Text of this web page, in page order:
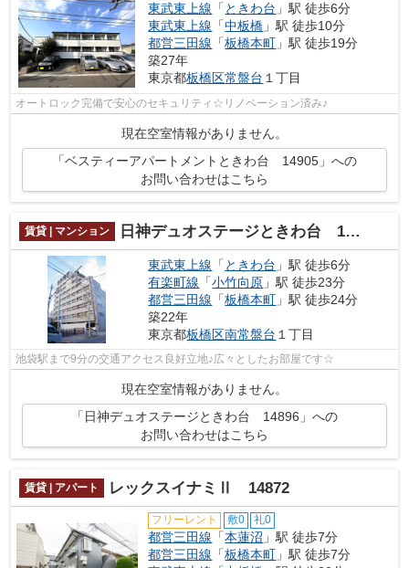
東武東上線 「 ときわ台 」駅 徒歩6分
東武東上線 「中板橋 」駅 徒歩10分
都営三田線 「板橋本町 」駅 徒歩19分
築27年
東京都板橋区常盤台 １丁目
オートロック完備で安心のセキュリティ☆リノベーション済み♪
現在空室情報がありません。
「ベスティーアパートメントときわ台 14905」への
お問い合わせはこちら
賃貸 | マンション 日神デュオステージときわ台 14896
東武東上線 「 ときわ台 」駅 徒歩6分
有楽町線 「小竹向原 」駅 徒歩23分
都営三田線 「板橋本町 」駅 徒歩24分
築22年
東京都板橋区南常盤台 １丁目
池袋駅まで9分の交通アクセス良好立地♪広々としたお部屋です☆
現在空室情報がありません。
「日神デュオステージときわ台 14896」への
お問い合わせはこちら
賃貸 | アパート レックスイナミⅡ 14872
フリーレント 敷0 礼0
都営三田線 「本蓮沼 」駅 徒歩7分
都営三田線 「板橋本町 」駅 徒歩7分